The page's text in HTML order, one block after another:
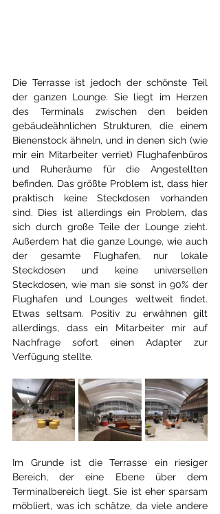
Die Terrasse ist jedoch der schönste Teil
der ganzen Lounge. Sie liegt im Herzen
des Terminals zwischen den beiden
gebäudeähnlichen Strukturen, die einem
Bienenstock ähneln, und in denen sich (wie
mir ein Mitarbeiter verriet) Flughafenbüros
und Ruheräume für die Angestellten
befinden. Das größte Problem ist, dass hier
praktisch keine Steckdosen vorhanden
sind. Dies ist allerdings ein Problem, das
sich durch große Teile der Lounge zieht.
Außerdem hat die ganze Lounge, wie auch
der gesamte Flughafen, nur lokale
Steckdosen und keine universellen
Steckdosen, wie man sie sonst in 90% der
Flughafen und Lounges weltweit findet.
Etwas seltsam. Positiv zu erwähnen gilt
allerdings, dass ein Mitarbeiter mir auf
Nachfrage sofort einen Adapter zur
Verfügung stellte.
Im Grunde ist die Terrasse ein riesiger
Bereich, der eine Ebene über dem
Terminalbereich liegt. Sie ist eher sparsam
möbliert, was ich schätze, da viele andere